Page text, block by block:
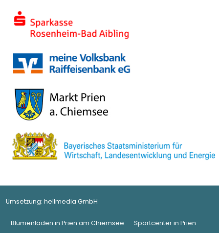
Umsetzung: hellmedia GmbH
Blumenladen in Prien am Chiemsee
Sportcenter in Prien